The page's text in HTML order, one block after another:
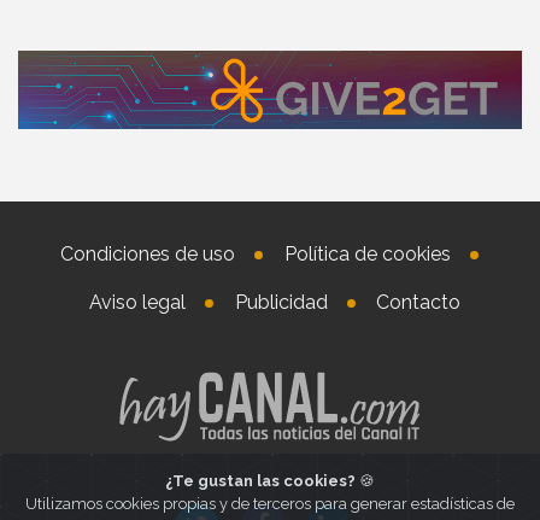
Condiciones de uso Política de cookies
Aviso legal Publicidad Contacto
¿Te gustan las cookies? 🍪
Utilizamos cookies propias y de terceros para generar estadísticas de